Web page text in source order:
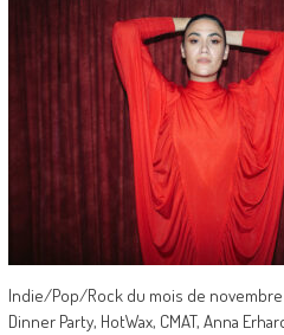
Indie/Pop/Rock du mois de novembre
Dinner Party, HotWax, CMAT, Anna